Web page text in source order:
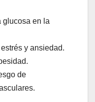
glucosa en la
y ansiedad.
de